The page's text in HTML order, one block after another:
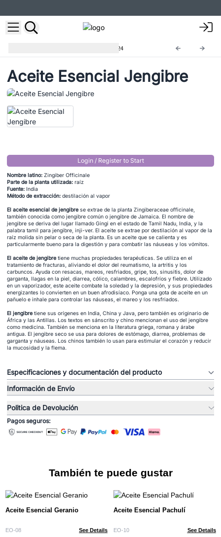
EO-24
Aceite Esencial Jengibre
Login / Register to Start
Nombre latino: Zingiber Officinale
Parte de la planta utilizada: raíz
Fuente: India
Método de extracción: destilación al vapor
El aceite esencial de jengibre se extrae de la planta Zingiberaceae officinale,
también conocida como jengibre común o jengibre de Jamaica. El nombre de
jengibre se deriva del lugar llamado Gingi en el estado de Tamil Nadu, India, y la
palabra tamil para jengibre, inji-ver. El aceite se extrae por destilación al vapor de la
raíz molida sin pelar o seca de la planta. Es un aceite que se calienta y es
particularmente bueno para la digestión y para combatir las náuseas y los vómitos.
El aceite de jengibre tiene muchas propiedades terapéuticas. Se utiliza en el
tratamiento de fracturas, aliviando el dolor del reumatismo, la artritis y los
carbuncos. Ayuda con resacas, mareos, resfriados, gripe, tos, sinusitis, dolor de
garganta, llagas en la piel, diarrea, cólico, calambres, escalofríos y fiebre. Utilizado
en un vaporizador, este aceite combate la soledad y la depresión, y sus propiedades
energizantes lo convierten en un buen afrodisíaco. Ponga una gota de aceite en un
pañuelo e inhale para controlar las náuseas, el mareo y los resfriados.
El jengibre tiene sus orígenes en India, China y Java, pero también es originario de
África y las Antillas. Los textos en sánscrito y chino mencionan el uso del jengibre
como medicina. También se menciona en la literatura griega, romana y árabe
antigua. El jengibre seco se usa para dolores de estómago, diarrea, problemas de
garganta y náuseas. Los chinos también lo usan para estimular el corazón y reducir
la mucosidad y la flema.
Especificaciones y documentación del producto
Información de Envío
Politica de Devolución
Pagos seguros:
También te puede gustar
Aceite Esencial Geranio
EO-08 See Details
Aceite Esencial Pachulí
EO-10 See Details